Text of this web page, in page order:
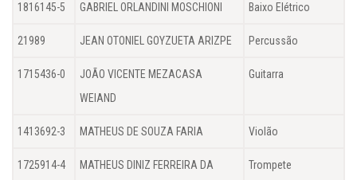
1816145-5 GABRIEL ORLANDINI MOSCHIONI Baixo Elétrico
21989 JEAN OTONIEL GOYZUETA ARIZPE Percussão
1715436-0
JOÃO VICENTE MEZACASA
WEIAND
Guitarra
1413692-3 MATHEUS DE SOUZA FARIA Violão
1725914-4
MATHEUS DINIZ FERREIRA DA
Trompete